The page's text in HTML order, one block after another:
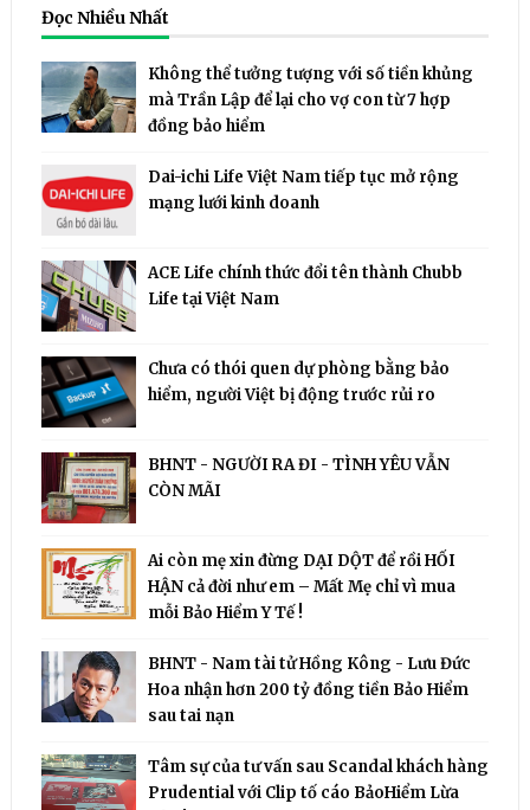
Đọc Nhiều Nhất
Không thể tưởng tượng với số tiền khủng
mà Trần Lập để lại cho vợ con từ 7 hợp
đồng bảo hiểm
Dai-ichi Life Việt Nam tiếp tục mở rộng
mạng lưới kinh doanh
ACE Life chính thức đổi tên thành Chubb
Life tại Việt Nam
Chưa có thói quen dự phòng bằng bảo
hiểm, người Việt bị động trước rủi ro
BHNT - NGƯỜI RA ĐI - TÌNH YÊU VẪN
CÒN MÃI
Ai còn mẹ xin đừng DẠI DỘT để rồi HỐI
HẬN cả đời như em – Mất Mẹ chỉ vì mua
mỗi Bảo Hiểm Y Tế !
BHNT - Nam tài tử Hồng Kông - Lưu Đức
Hoa nhận hơn 200 tỷ đồng tiền Bảo Hiểm
sau tai nạn
Tâm sự của tư vấn sau Scandal khách hàng
Prudential với Clip tố cáo BảoHiểm Lừa